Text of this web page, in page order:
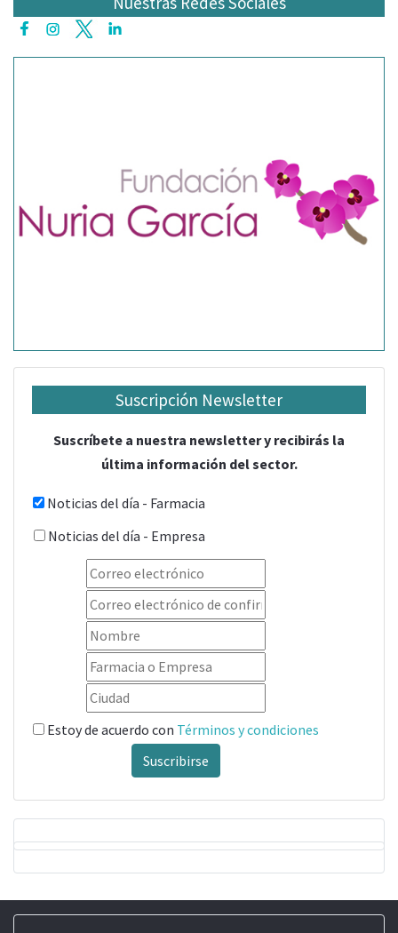
Suscripción Newsletter
Suscríbete a nuestra newsletter y recibirás la
última información del sector.
Noticias del día - Farmacia
Noticias del día - Empresa
Estoy de acuerdo con Términos y condiciones
Suscribirse